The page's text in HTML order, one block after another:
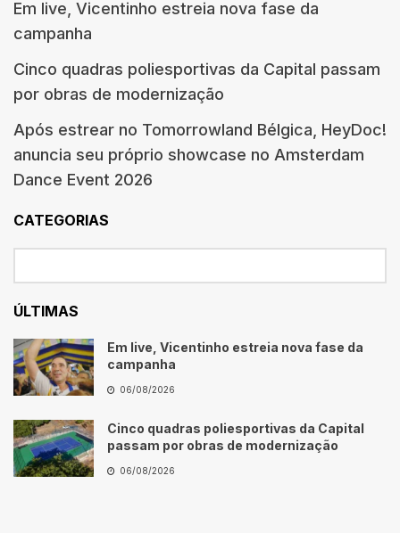
Em live, Vicentinho estreia nova fase da
campanha
Cinco quadras poliesportivas da Capital passam
por obras de modernização
Após estrear no Tomorrowland Bélgica, HeyDoc!
anuncia seu próprio showcase no Amsterdam
Dance Event 2026
CATEGORIAS
ÚLTIMAS
Em live, Vicentinho estreia nova fase da
campanha
06/08/2026
Cinco quadras poliesportivas da Capital
passam por obras de modernização
06/08/2026